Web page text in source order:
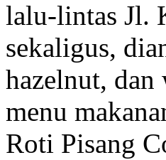
lalu-lintas Jl.
sekaligus,
hazelnut,
menu
Roti Pisang